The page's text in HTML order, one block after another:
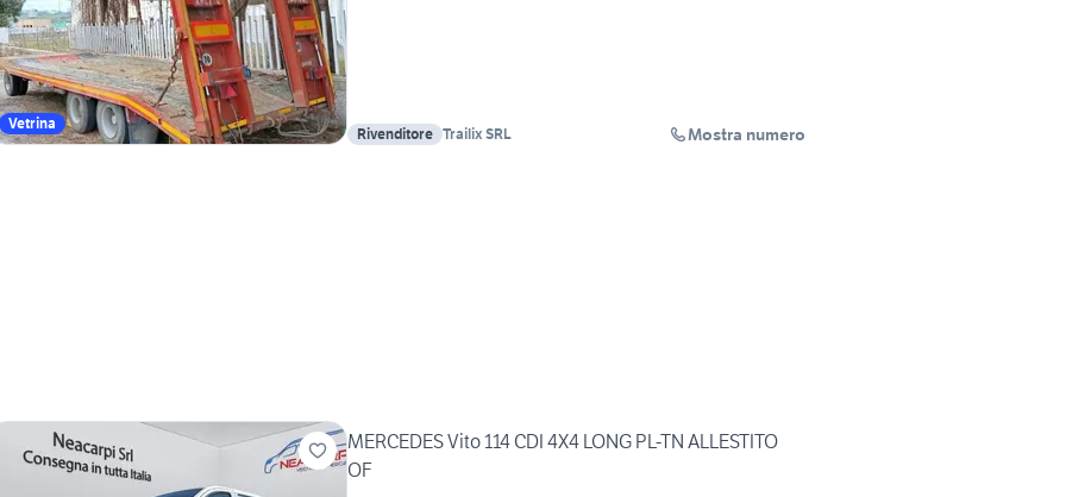
Vetrina
Rivenditore Trailix SRL Mostra numero
MERCEDES Vito 114 CDI 4X4 LONG PL-TN ALLESTITO
OF